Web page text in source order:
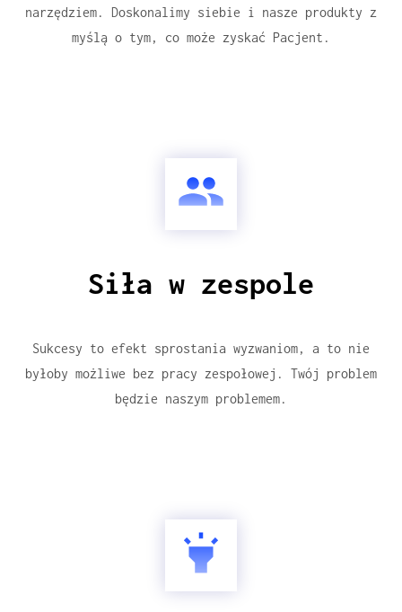
narzędziem. Doskonalimy siebie i nasze produkty z
myślą o tym, co może zyskać Pacjent.
Siła w zespole
Sukcesy to efekt sprostania wyzwaniom, a to nie
byłoby możliwe bez pracy zespołowej. Twój problem
będzie naszym problemem.